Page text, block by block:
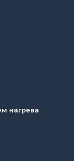
нагрева